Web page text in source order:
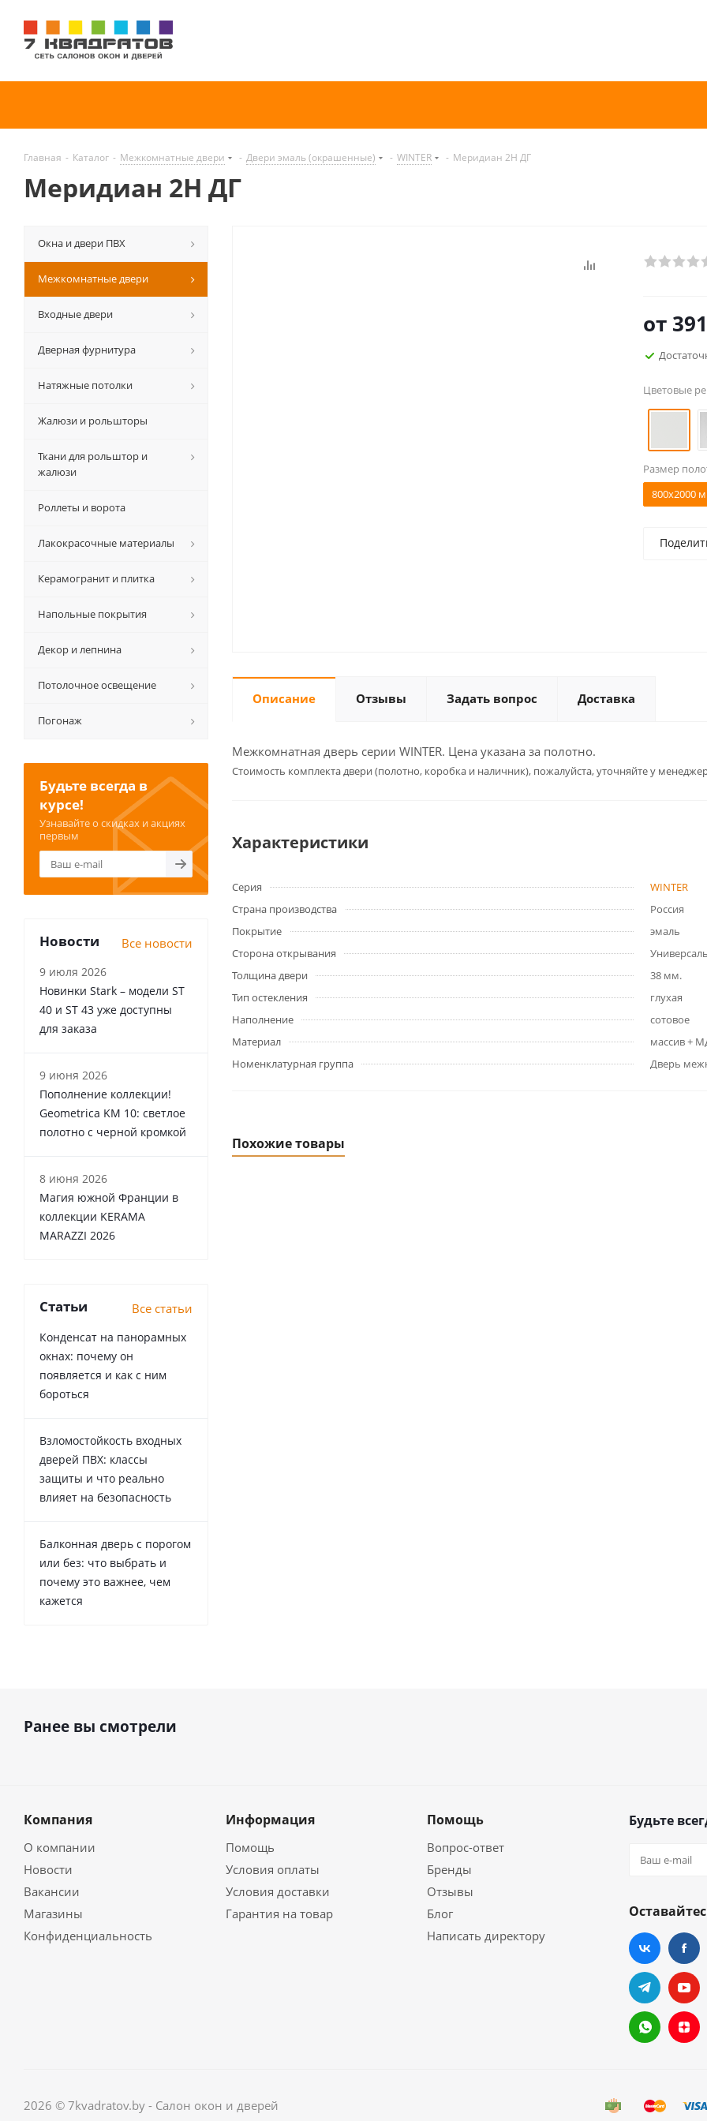
Главная - Каталог - Межкомнатные двери - Двери эмаль (окрашенные) - WINTER - Меридиан 2H ДГ
Меридиан 2H ДГ
от
Цветовые
Размер
800x2000
Описание Отзывы Задать вопрос Доставка
Межкомнатная дверь серии WINTER. Цена указана за полотно.
Cтоимость комплекта двери (полотно, коробка и наличник), пожалуйста, уточняйте у
Характеристики
Серия
WINTER
Страна производства
Россия
Покрытие
эмаль
Сторона открывания
Толщина двери
38 мм.
Тип остекления
глухая
Наполнение
сотовое
Материал
массив +
Номенклатурная группа
Дверь
Похожие товары
Окна и двери ПВХ
Межкомнатные двери
Входные двери
Дверная фурнитура
Натяжные потолки
Жалюзи и рольшторы
Ткани для рольштор и
жалюзи
Роллеты и ворота
Лакокрасочные материалы
Керамогранит и плитка
Напольные покрытия
Декор и лепнина
Потолочное освещение
Погонаж
Будьте всегда в
курсе!
Узнавайте о скидках и акциях
первым
Новости Все новости
9 июля 2026
Новинки Stark – модели ST
40 и ST 43 уже доступны
для заказа
9 июня 2026
Пополнение коллекции!
Geometrica KM 10: светлое
полотно с черной кромкой
8 июня 2026
Магия южной Франции в
коллекции KERAMA
MARAZZI 2026
Статьи Все статьи
Конденсат на панорамных
окнах: почему он
появляется и как с ним
бороться
Взломостойкость входных
дверей ПВХ: классы
защиты и что реально
влияет на безопасность
Балконная дверь с порогом
или без: что выбрать и
почему это важнее, чем
кажется
Ранее вы смотрели
Компания
О компании
Новости
Вакансии
Магазины
Конфиденциальность
Информация
Помощь
Условия оплаты
Условия доставки
Гарантия на товар
Помощь
Вопрос-ответ
Бренды
Отзывы
Блог
Написать директору
Будьте
2026 © 7kvadratov.by - Салон окон и дверей